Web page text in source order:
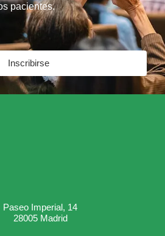
pacientes.
Inscribirse
Paseo Imperial, 14
28005 Madrid